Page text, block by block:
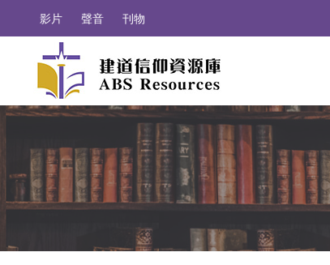
影片 聲音 刊物